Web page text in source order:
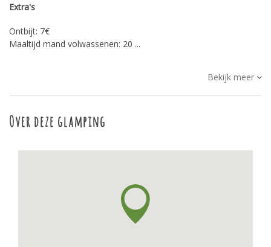
Extra's
Ontbijt: 7€
Maaltijd mand volwassenen: 20 ...
Bekijk meer
Over deze glamping